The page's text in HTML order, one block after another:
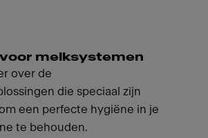
voor melksystemen
over de
die speciaal zijn
een ​​perfecte hygiëne in je
te behouden.